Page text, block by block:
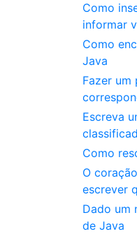
Como
informar
Como
Java
Fazer
Escreva
Como
O
escrever
Dado um
de Java